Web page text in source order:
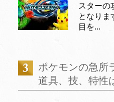
スターの
となり
目を...
ポケモンの急所
道具、技、特性